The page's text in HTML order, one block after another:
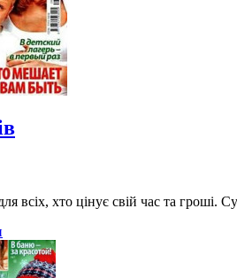
всіх, хто цінує свій час та гроші.